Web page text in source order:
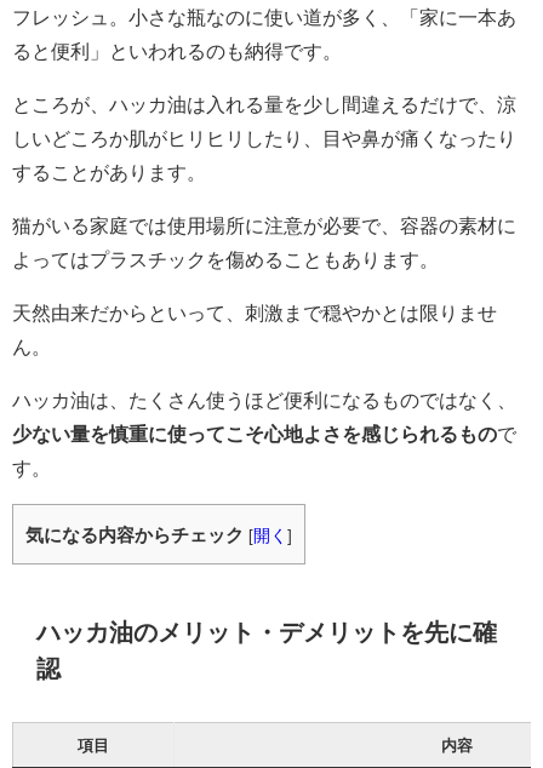
フレッシュ。小さな瓶なのに使い道が多く、「家に一本あ
ると便利」といわれるのも納得です。
ところが、ハッカ油は入れる量を少し間違えるだけで、涼
しいどころか肌がヒリヒリしたり、目や鼻が痛くなったり
することがあります。
猫がいる家庭では使用場所に注意が必要で、容器の素材に
よってはプラスチックを傷めることもあります。
天然由来だからといって、刺激まで穏やかとは限りませ
ん。
ハッカ油は、たくさん使うほど便利になるものではなく、
少ない量を慎重に使ってこそ心地よさを感じられるもので
す。
気になる内容からチェック [開く ]
ハッカ油のメリット・デメリットを先に確
認
項目 内容